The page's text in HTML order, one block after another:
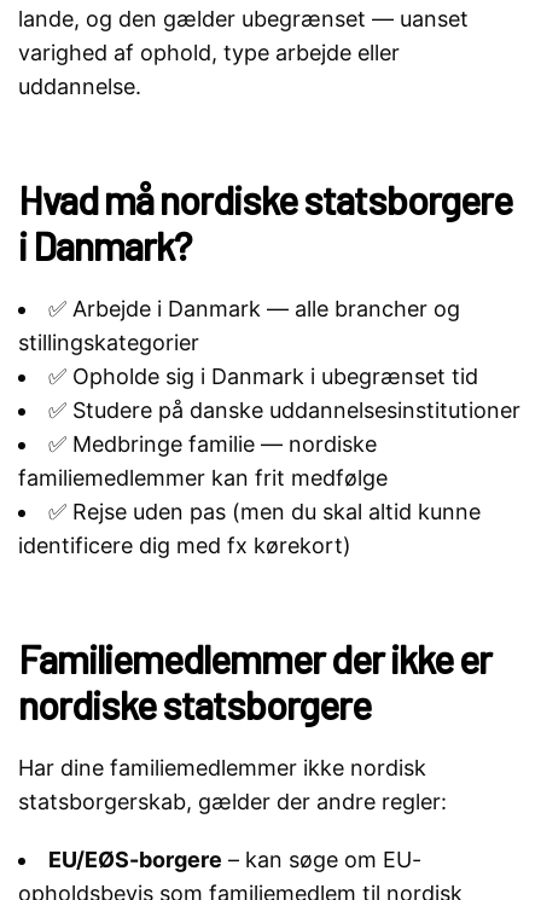
lande, og den gælder ubegrænset — uanset
varighed af ophold, type arbejde eller
uddannelse.
Hvad må nordiske statsborgere
i Danmark?
✅ Arbejde i Danmark — alle brancher og
stillingskategorier
✅ Opholde sig i Danmark i ubegrænset tid
✅ Studere på danske uddannelsesinstitutioner
✅ Medbringe familie — nordiske
familiemedlemmer kan frit medfølge
✅ Rejse uden pas (men du skal altid kunne
identificere dig med fx kørekort)
Familiemedlemmer der ikke er
nordiske statsborgere
Har dine familiemedlemmer ikke nordisk
statsborgerskab, gælder der andre regler:
EU/EØS-borgere – kan søge om EU-
opholdsbevis som familiemedlem til nordisk